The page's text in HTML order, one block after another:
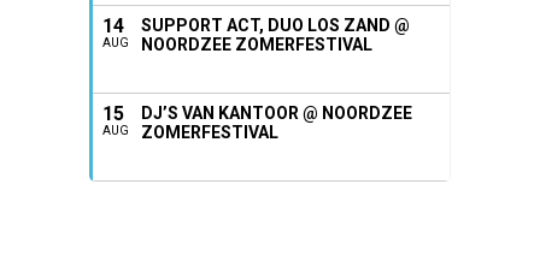
14
AUG
SUPPORT ACT, DUO LOS ZAND @
NOORDZEE ZOMERFESTIVAL
15
AUG
DJ’S VAN KANTOOR @ NOORDZEE
ZOMERFESTIVAL